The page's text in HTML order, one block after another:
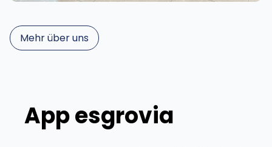
Mehr über uns
App esgrovia